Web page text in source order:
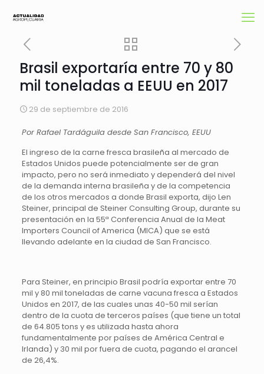
Brasil exportaría entre 70 y 80
mil toneladas a EEUU en 2017
29 de septiembre de 2016
Por Rafael Tardáguila desde San Francisco, EEUU
El ingreso de la carne fresca brasileña al mercado de
Estados Unidos puede potencialmente ser de gran
impacto, pero no será inmediato y dependerá del nivel
de la demanda interna brasileña y de la competencia
de los otros mercados a donde Brasil exporta, dijo Len
Steiner, principal de Steiner Consulting Group, durante su
presentación en la 55ª Conferencia Anual de la Meat
Importers Council of America (MICA) que se está
llevando adelante en la ciudad de San Francisco.
Para Steiner, en principio Brasil podría exportar entre 70
mil y 80 mil toneladas de carne vacuna fresca a Estados
Unidos en 2017, de las cuales unas 40-50 mil serían
dentro de la cuota de terceros países (que tiene un total
de 64.805 tons y es utilizada hasta ahora
fundamentalmente por países de América Central e
Irlanda) y 30 mil por fuera de cuota, pagando el arancel
de 26,4%.